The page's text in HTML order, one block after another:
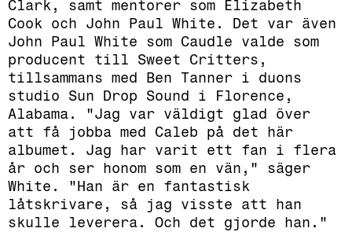
Clark, samt mentorer som Elizabeth
Cook och John Paul White. Det var även
John Paul White som Caudle valde som
producent till Sweet Critters,
tillsammans med Ben Tanner i duons
studio Sun Drop Sound i Florence,
Alabama. "Jag var väldigt glad över
att få jobba med Caleb på det här
albumet. Jag har varit ett fan i flera
år och ser honom som en vän," säger
White. "Han är en fantastisk
låtskrivare, så jag visste att han
skulle leverera. Och det gjorde han."